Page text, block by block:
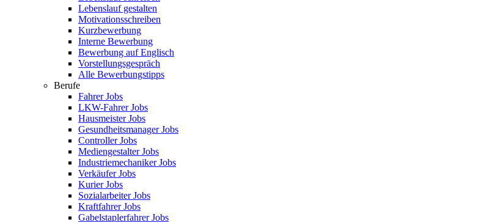
Lebenslauf gestalten
Motivationsschreiben
Kurzbewerbung
Interne Bewerbung
Bewerbung auf Englisch
Vorstellungsgespräch
Alle Bewerbungstipps
Berufe
Fahrer Jobs
LKW-Fahrer Jobs
Hausmeister Jobs
Gesundheitsmanager Jobs
Controller Jobs
Mediengestalter Jobs
Industriemechaniker Jobs
Verkäufer Jobs
Kurier Jobs
Sozialarbeiter Jobs
Kraftfahrer Jobs
Gabelstaplerfahrer Jobs